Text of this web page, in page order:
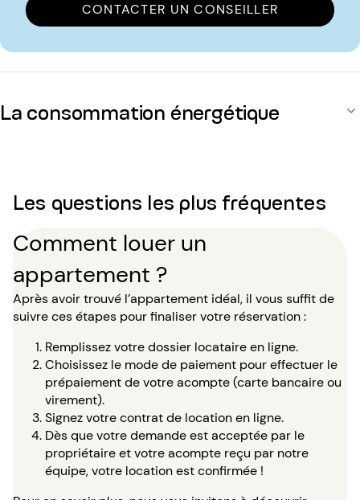
CONTACTER UN CONSEILLER
La consommation énergétique
Les questions les plus fréquentes
Comment louer un
appartement ?
Après avoir trouvé l’appartement idéal, il vous suffit de
suivre ces étapes pour finaliser votre réservation :
Remplissez votre dossier locataire en ligne.
Choisissez le mode de paiement pour effectuer le
prépaiement de votre acompte (carte bancaire ou
virement).
Signez votre contrat de location en ligne.
Dès que votre demande est acceptée par le
propriétaire et votre acompte reçu par notre
équipe, votre location est confirmée !